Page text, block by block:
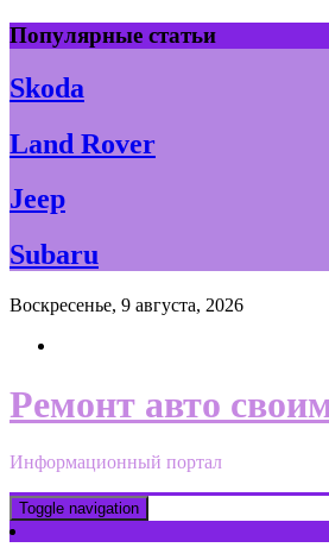
Skip
to
content
Популярные статьи
Skoda
Land Rover
Jeep
Subaru
Воскресенье, 9 августа, 2026
Ремонт авто
Информационный портал
Toggle navigation